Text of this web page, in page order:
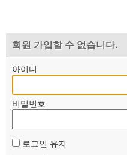
회원 가입할 수 없습니다.
아이디
비밀번호
로그인 유지
자료
부설기관